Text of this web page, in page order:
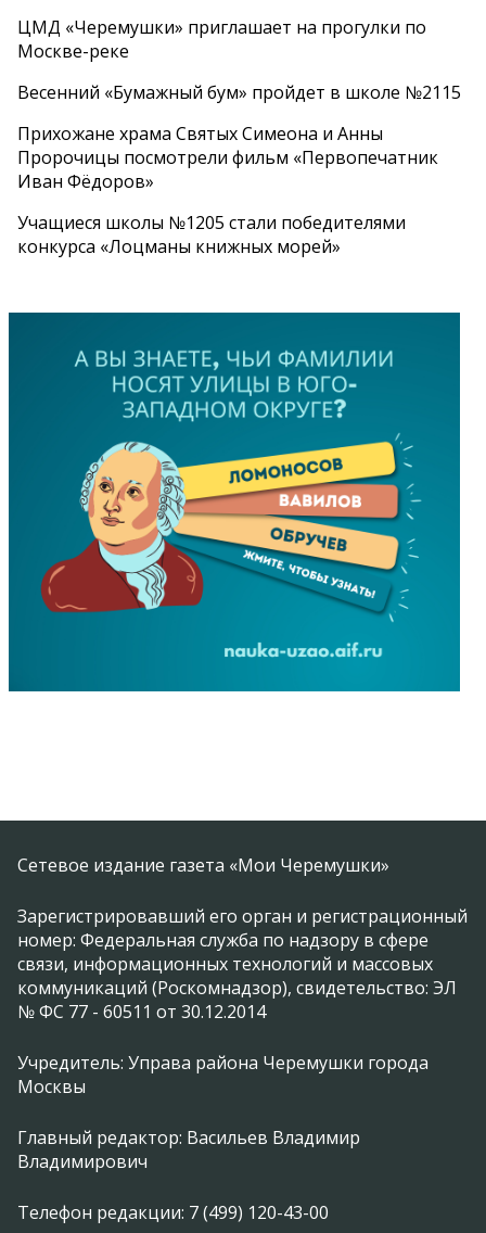
ЦМД «Черемушки» приглашает на прогулки по
Москве-реке
Весенний «Бумажный бум» пройдет в школе №2115
Прихожане храма Святых Симеона и Анны
Пророчицы посмотрели фильм «Первопечатник
Иван Фёдоров»
Учащиеся школы №1205 стали победителями
конкурса «Лоцманы книжных морей»
Сетевое издание газета «Мои Черемушки»
Зарегистрировавший его орган и регистрационный
номер: Федеральная служба по надзору в сфере
связи, информационных технологий и массовых
коммуникаций (Роскомнадзор), свидетельство: ЭЛ
№ ФС 77 - 60511 от 30.12.2014
Учредитель: Управа района Черемушки города
Москвы
Главный редактор: Васильев Владимир
Владимирович
Телефон редакции: 7 (499) 120-43-00